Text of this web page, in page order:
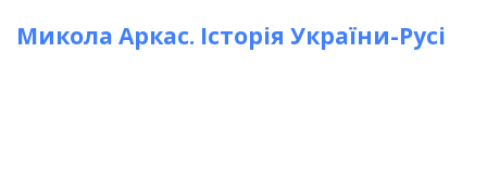
Микола Аркас. Історія України-Русі